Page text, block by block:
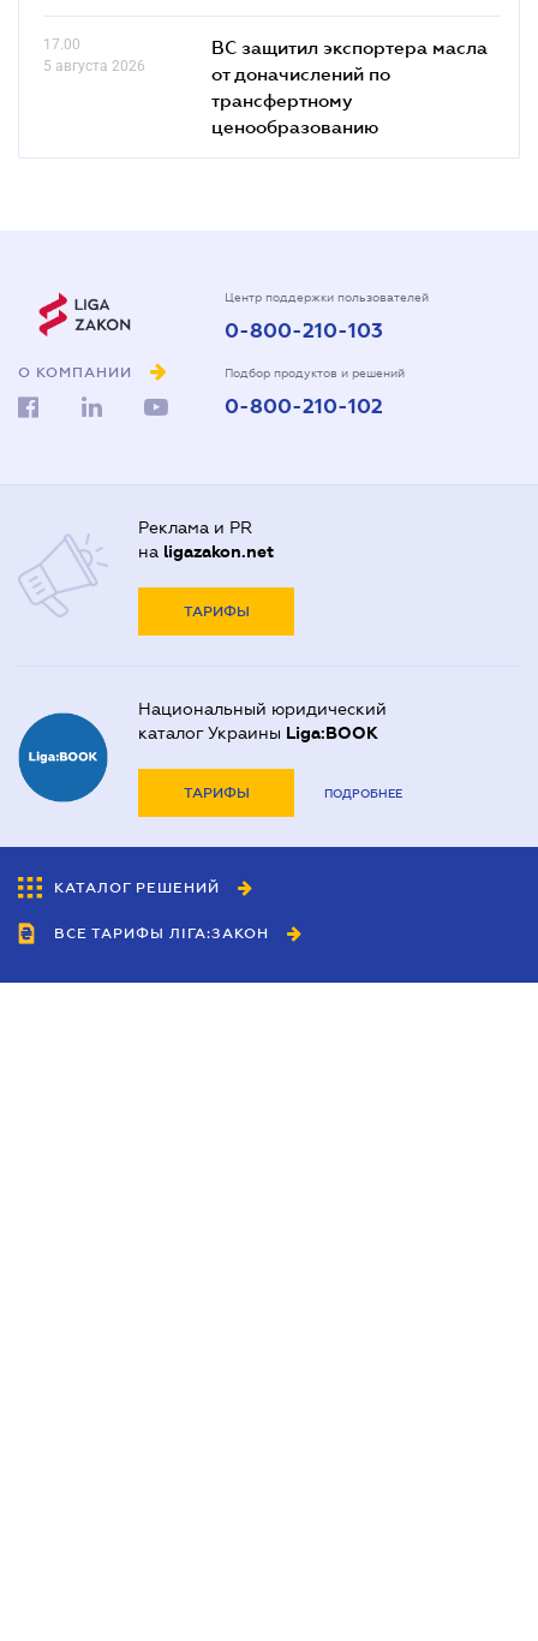
17.00
5 августа 2026
ВС защитил экспортера масла
от доначислений по
трансфертному
ценообразованию
О КОМПАНИИ
Центр поддержки пользователей
0-800-210-103
Подбор продуктов и решений
0-800-210-102
Реклама и PR
на ligazakon.net
ТАРИФЫ
Национальный юридический
каталог Украины Liga:BOOK
ТАРИФЫ ПОДРОБНЕЕ
КАТАЛОГ РЕШЕНИЙ
ВСЕ ТАРИФЫ ЛІГА:ЗАКОН